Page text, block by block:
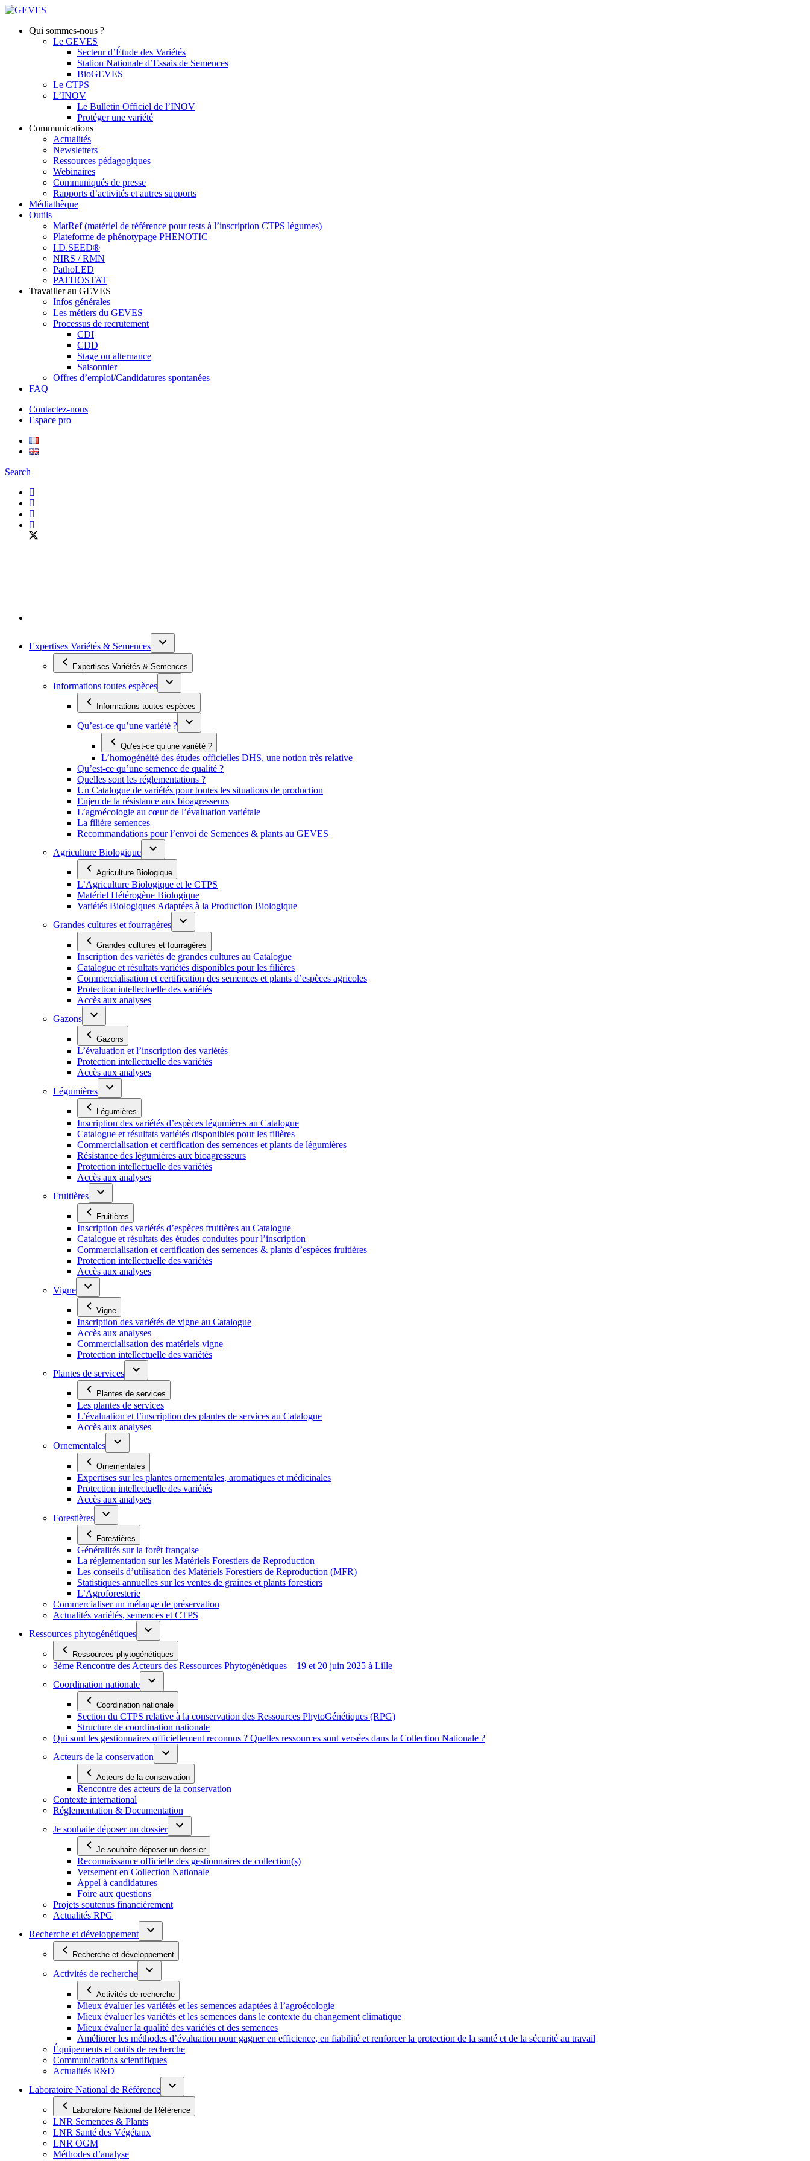
Qui sommes-nous ?
Le GEVES
Secteur d’Étude des Variétés
Station Nationale d’Essais de Semences
BioGEVES
Le CTPS
L’INOV
Le Bulletin Officiel de l’INOV
Protéger une variété
Communications
Actualités
Newsletters
Ressources pédagogiques
Webinaires
Communiqués de presse
Rapports d’activités et autres supports
Médiathèque
Outils
MatRef (matériel de référence pour tests à l’inscription CTPS légumes)
Plateforme de phénotypage PHENOTIC
I.D.SEED®
NIRS / RMN
PathoLED
PATHOSTAT
Travailler au GEVES
Infos générales
Les métiers du GEVES
Processus de recrutement
CDI
CDD
Stage ou alternance
Saisonnier
Offres d’emploi/Candidatures spontanées
FAQ
Contactez-nous
Espace pro
Search
Expertises Variétés & Semences
Expertises Variétés & Semences
Informations toutes espèces
Informations toutes espèces
Qu’est-ce qu’une variété ?
Qu’est-ce qu’une variété ?
L’homogénéité des études officielles DHS, une notion très relative
Qu’est-ce qu’une semence de qualité ?
Quelles sont les réglementations ?
Un Catalogue de variétés pour toutes les situations de production
Enjeu de la résistance aux bioagresseurs
L’agroécologie au cœur de l’évaluation variétale
La filière semences
Recommandations pour l’envoi de Semences & plants au GEVES
Agriculture Biologique
Agriculture Biologique
L’Agriculture Biologique et le CTPS
Matériel Hétérogène Biologique
Variétés Biologiques Adaptées à la Production Biologique
Grandes cultures et fourragères
Grandes cultures et fourragères
Inscription des variétés de grandes cultures au Catalogue
Catalogue et résultats variétés disponibles pour les filières
Commercialisation et certification des semences et plants d’espèces agricoles
Protection intellectuelle des variétés
Accès aux analyses
Gazons
Gazons
L’évaluation et l’inscription des variétés
Protection intellectuelle des variétés
Accès aux analyses
Légumières
Légumières
Inscription des variétés d’espèces légumières au Catalogue
Catalogue et résultats variétés disponibles pour les filières
Commercialisation et certification des semences et plants de légumières
Résistance des légumières aux bioagresseurs
Protection intellectuelle des variétés
Accès aux analyses
Fruitières
Fruitières
Inscription des variétés d’espèces fruitières au Catalogue
Catalogue et résultats des études conduites pour l’inscription
Commercialisation et certification des semences & plants d’espèces fruitières
Protection intellectuelle des variétés
Accès aux analyses
Vigne
Vigne
Inscription des variétés de vigne au Catalogue
Accès aux analyses
Commercialisation des matériels vigne
Protection intellectuelle des variétés
Plantes de services
Plantes de services
Les plantes de services
L’évaluation et l’inscription des plantes de services au Catalogue
Accès aux analyses
Ornementales
Ornementales
Expertises sur les plantes ornementales, aromatiques et médicinales
Protection intellectuelle des variétés
Accès aux analyses
Forestières
Forestières
Généralités sur la forêt française
La réglementation sur les Matériels Forestiers de Reproduction
Les conseils d’utilisation des Matériels Forestiers de Reproduction (MFR)
Statistiques annuelles sur les ventes de graines et plants forestiers
L’Agroforesterie
Commercialiser un mélange de préservation
Actualités variétés, semences et CTPS
Ressources phytogénétiques
Ressources phytogénétiques
3ème Rencontre des Acteurs des Ressources Phytogénétiques – 19 et 20 juin 2025 à Lille
Coordination nationale
Coordination nationale
Section du CTPS relative à la conservation des Ressources PhytoGénétiques (RPG)
Structure de coordination nationale
Qui sont les gestionnaires officiellement reconnus ? Quelles ressources sont versées dans la Collection Nationale ?
Acteurs de la conservation
Acteurs de la conservation
Rencontre des acteurs de la conservation
Contexte international
Réglementation & Documentation
Je souhaite déposer un dossier
Je souhaite déposer un dossier
Reconnaissance officielle des gestionnaires de collection(s)
Versement en Collection Nationale
Appel à candidatures
Foire aux questions
Projets soutenus financièrement
Actualités RPG
Recherche et développement
Recherche et développement
Activités de recherche
Activités de recherche
Mieux évaluer les variétés et les semences adaptées à l’agroécologie
Mieux évaluer les variétés et les semences dans le contexte du changement climatique
Mieux évaluer la qualité des variétés et des semences
Améliorer les méthodes d’évaluation pour gagner en efficience, en fiabilité et renforcer la protection de la santé et de la sécurité au travail
Équipements et outils de recherche
Communications scientifiques
Actualités R&D
Laboratoire National de Référence
Laboratoire National de Référence
LNR Semences & Plants
LNR Santé des Végétaux
LNR OGM
Méthodes d’analyse